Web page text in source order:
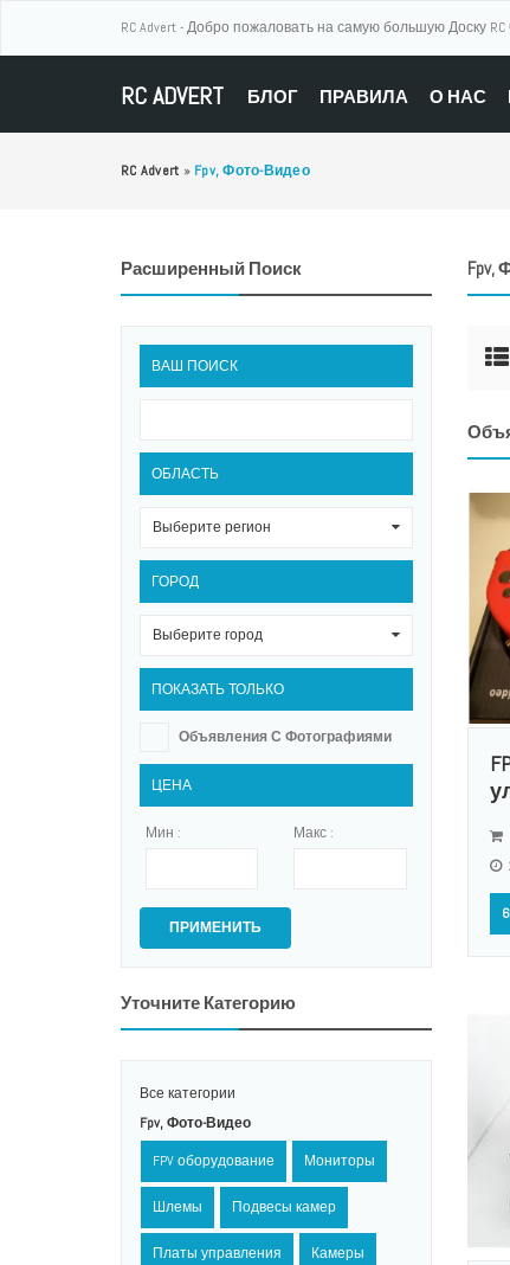
RC Advert - Добро пожаловать на самую большую Доску
RC ADVERT БЛОГ ПРАВИЛА О НАС
RC Advert » Fpv, Фото-Видео
Расширенный Поиск
ВАШ ПОИСК
ОБЛАСТЬ
Выберите регион
ГОРОД
Выберите город
ПОКАЗАТЬ ТОЛЬКО
Объявления С Фотографиями
ЦЕНА
Мин : Макс :
ПРИМЕНИТЬ
Уточните Категорию
Все категории
Fpv, Фото-Видео
FPV оборудование
Мониторы
Шлемы Подвесы камер
Платы управления Камеры
Fpv,